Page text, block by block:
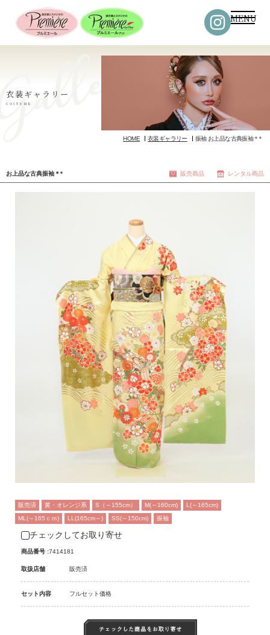
MENU
HOME 衣装ギャラリー 振袖 お上品な古典振袖＊*
衣装ギャラリー
COSTUME
お上品な古典振袖＊* 販売商品 レンタル商品
販売済 黄・オレンジ系 S（～155cm） M(～160cm)
L(～165cm)
ML(～165ｃｍ)
LL(165cm～) SS(～150cm) 振袖
チェックしてお取り寄せ
商品番号 :7414181
取扱店舗 販売済
セット内容 フルセット価格